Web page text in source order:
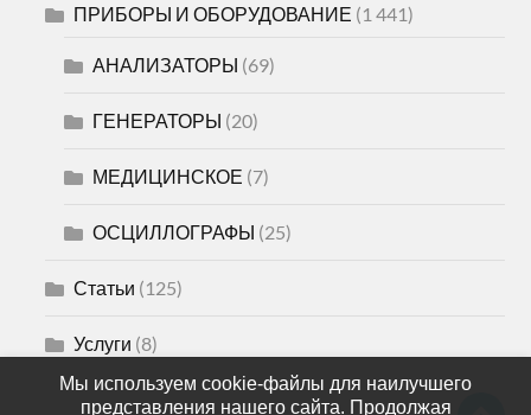
ПРИБОРЫ И ОБОРУДОВАНИЕ (1 441)
АНАЛИЗАТОРЫ (69)
ГЕНЕРАТОРЫ (20)
МЕДИЦИНСКОЕ (7)
ОСЦИЛЛОГРАФЫ (25)
Статьи (125)
Услуги (8)
Мы используем cookie-файлы для наилучшего
представления нашего сайта. Продолжая